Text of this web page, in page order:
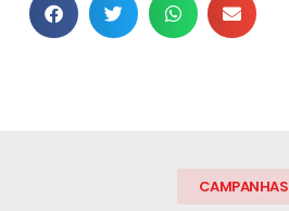
CAMPANHAS